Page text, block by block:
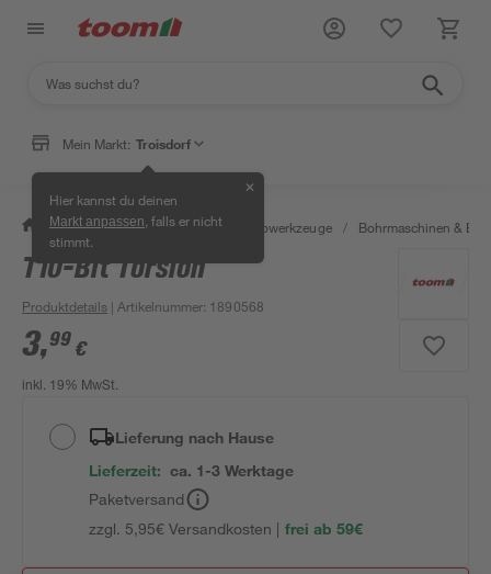
Mein Markt: Troisdorf
Hier kannst du deinen
Markt anpassen , falls er nicht
stimmt.
✕
/ Werkstatt & Maschinen / Elektrowerkzeuge / Bohrmaschinen &
T10-Bit Torsion
Produktdetails | Artikelnummer: 1890568
3,99 €
inkl. 19% MwSt.
Lieferung nach Hause
Lieferzeit: ca. 1-3 Werktage
Paketversand
zzgl. 5,95€ Versandkosten | frei ab 59€